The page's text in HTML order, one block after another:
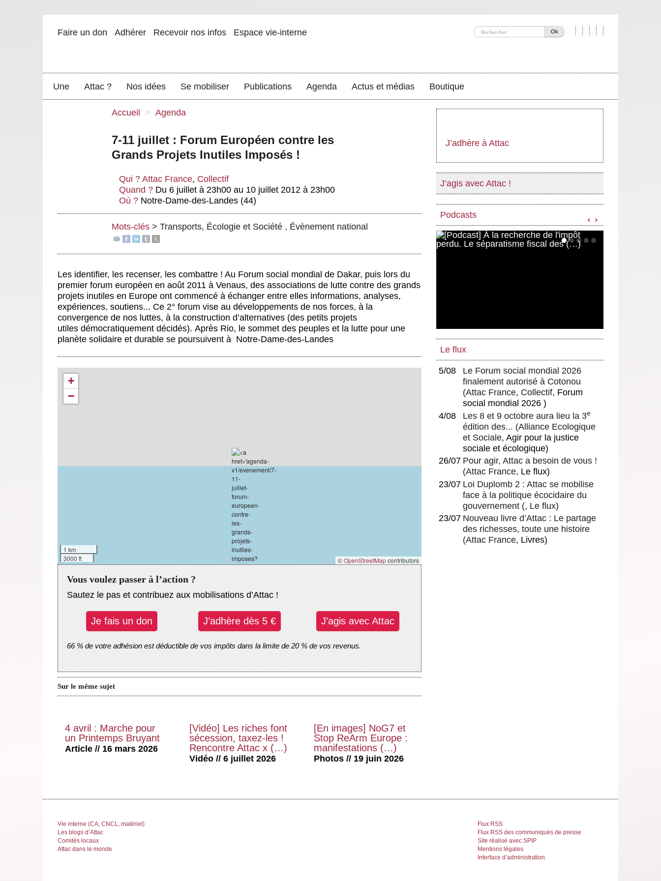
Ok
Faire un don Adhérer Recevoir nos infos Espace vie-interne
Une Attac ? Nos idées Se mobiliser Publications Agenda Actus et médias Boutique
Accueil > Agenda
7-11 juillet : Forum Européen contre les
Grands Projets Inutiles Imposés !
Qui ? Attac France, Collectif
Quand ? Du 6 juillet à 23h00 au 10 juillet 2012 à 23h00
Où ? Notre-Dame-des-Landes (44)
Mots-clés > Transports, Écologie et Société , Évènement national
Les identifier, les recenser, les combattre ! Au Forum social mondial de Dakar, puis lors du
premier forum européen en août 2011 à Venaus, des associations de lutte contre des grands
projets inutiles en Europe ont commencé à échanger entre elles informations, analyses,
expériences, soutiens... Ce 2° forum vise au développements de nos forces, à la
convergence de nos luttes, à la construction d’alternatives (des petits projets
utiles démocratiquement décidés). Après Rio, le sommet des peuples et la lutte pour une
planète solidaire et durable se poursuivent à Notre-Dame-des-Landes
+
−
1 km
3000 ft
©OpenStreetMapcontributors
Vous voulez passer à l’action ?
Sautez le pas et contribuez aux mobilisations d’Attac !
Je fais un don J’adhère dès 5 € J’agis avec Attac
66 % de votre adhésion est déductible de vos impôts dans la limite de 20 % de vos revenus.
Sur le même sujet
4 avril : Marche pour
un Printemps Bruyant
Article // 16 mars 2026
[Vidéo] Les riches font
sécession, taxez-les !
Rencontre Attac x (…)
Vidéo // 6 juillet 2026
[En images] NoG7 et
Stop ReArm Europe :
manifestations (…)
Photos // 19 juin 2026
J’adhère à Attac
J’agis avec Attac !
Podcasts ‹ ›
Le flux
5/08
Le Forum social mondial 2026
finalement autorisé à Cotonou
(Attac France, Collectif, Forum
social mondial 2026 )
4/08
Les 8 et 9 octobre aura lieu la 3e
édition des... (Alliance Ecologique
et Sociale, Agir pour la justice
sociale et écologique)
26/07 Pour agir, Attac a besoin de vous !
(Attac France, Le flux)
23/07 Loi Duplomb 2 : Attac se mobilise
face à la politique écocidaire du
gouvernement (, Le flux)
23/07 Nouveau livre d’Attac : Le partage
des richesses, toute une histoire
(Attac France, Livres)
Vie interne (CA, CNCL, matériel)
Les blogs d’Attac
Comités locaux
Attac dans le monde
Flux RSS
Flux RSS des communiqués de presse
Site réalisé avec SPIP
Mentions légales
Interface d’administration